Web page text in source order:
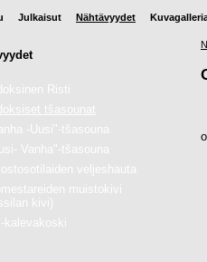
Julkaisut Nähtävyydet
Risti
tšasounat
-Uusi"-tšasouna
Vanha"-tšasouna
veljeshauta
muistokivi
kivi)
kalevakoski